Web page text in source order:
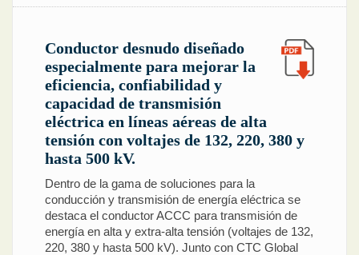
Conductor desnudo diseñado
especialmente para mejorar la
eficiencia, confiabilidad y
capacidad de transmisión
eléctrica en líneas aéreas de alta
tensión con voltajes de 132, 220, 380 y
hasta 500 kV.
Dentro de la gama de soluciones para la
conducción y transmisión de energía eléctrica se
destaca el conductor ACCC para transmisión de
energía en alta y extra-alta tensión (voltajes de 132,
220, 380 y hasta 500 kV). Junto con CTC Global